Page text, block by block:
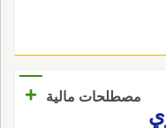
مصطلحات مالية +